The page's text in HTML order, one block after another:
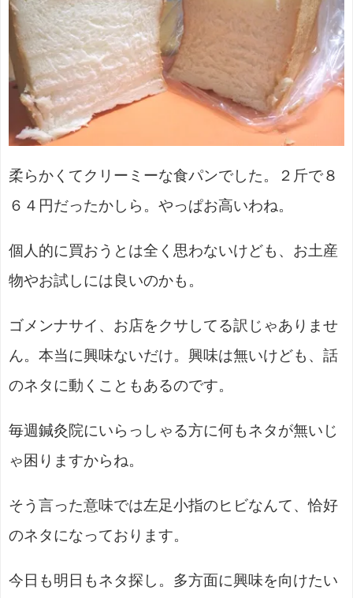
柔らかくてクリーミーな食パンでした。２斤で８
６４円だったかしら。やっぱお高いわね。
個人的に買おうとは全く思わないけども、お土産
物やお試しには良いのかも。
ゴメンナサイ、お店をクサしてる訳じゃありませ
ん。本当に興味ないだけ。興味は無いけども、話
のネタに動くこともあるのです。
毎週鍼灸院にいらっしゃる方に何もネタが無いじ
ゃ困りますからね。
そう言った意味では左足小指のヒビなんて、恰好
のネタになっております。
今日も明日もネタ探し。多方面に興味を向けたい